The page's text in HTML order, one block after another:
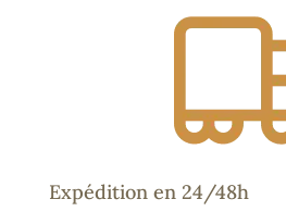
Expédition en 24/48h